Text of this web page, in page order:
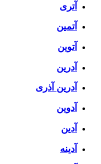
آتری
آتمین
آتوین
آدرین
آدرین آذری
آدوین
آدین
آدینه